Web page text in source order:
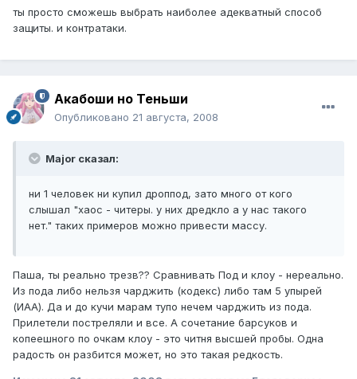
ты просто сможешь выбрать наиболее адекватный способ
защиты. и контратаки.
Акабоши но Теньши
Опубликовано 21 августа, 2008
Major сказал:
ни 1 человек ни купил дроппод, зато много от кого
слышал "хаос - читеры. у них дредкло а у нас такого
нет." таких примеров можно привести массу.
Паша, ты реально трезв?? Сравнивать Под и клоу - нереально.
Из пода либо нельзя чарджить (кодекс) либо там 5 упырей
(ИАА). Да и до кучи марам тупо нечем чарджить из пода.
Прилетели постреляли и все. А сочетание барсуков и
копеешного по очкам клоу - это читня высшей пробы. Одна
радость он разбится может, но это такая редкость.